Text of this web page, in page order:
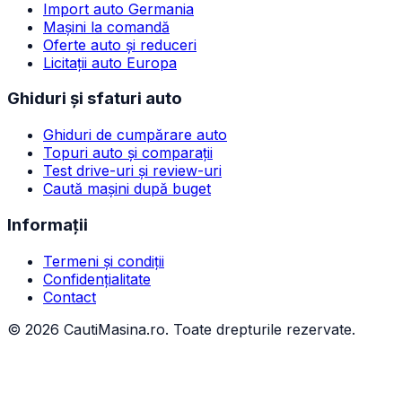
Import auto Germania
Mașini la comandă
Oferte auto și reduceri
Licitații auto Europa
Ghiduri și sfaturi auto
Ghiduri de cumpărare auto
Topuri auto și comparații
Test drive-uri și review-uri
Caută mașini după buget
Informații
Termeni și condiții
Confidențialitate
Contact
© 2026 CautiMasina.ro. Toate drepturile rezervate.